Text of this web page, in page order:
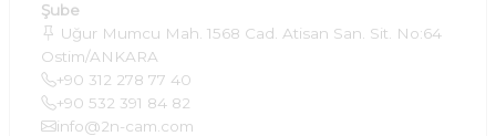
Şube
Uğur Mumcu Mah. 1568 Cad. Atisan San. Sit. No:64
Ostim/ANKARA
+90 312 278 77 40
+90 532 391 84 82
info@2n-cam.com